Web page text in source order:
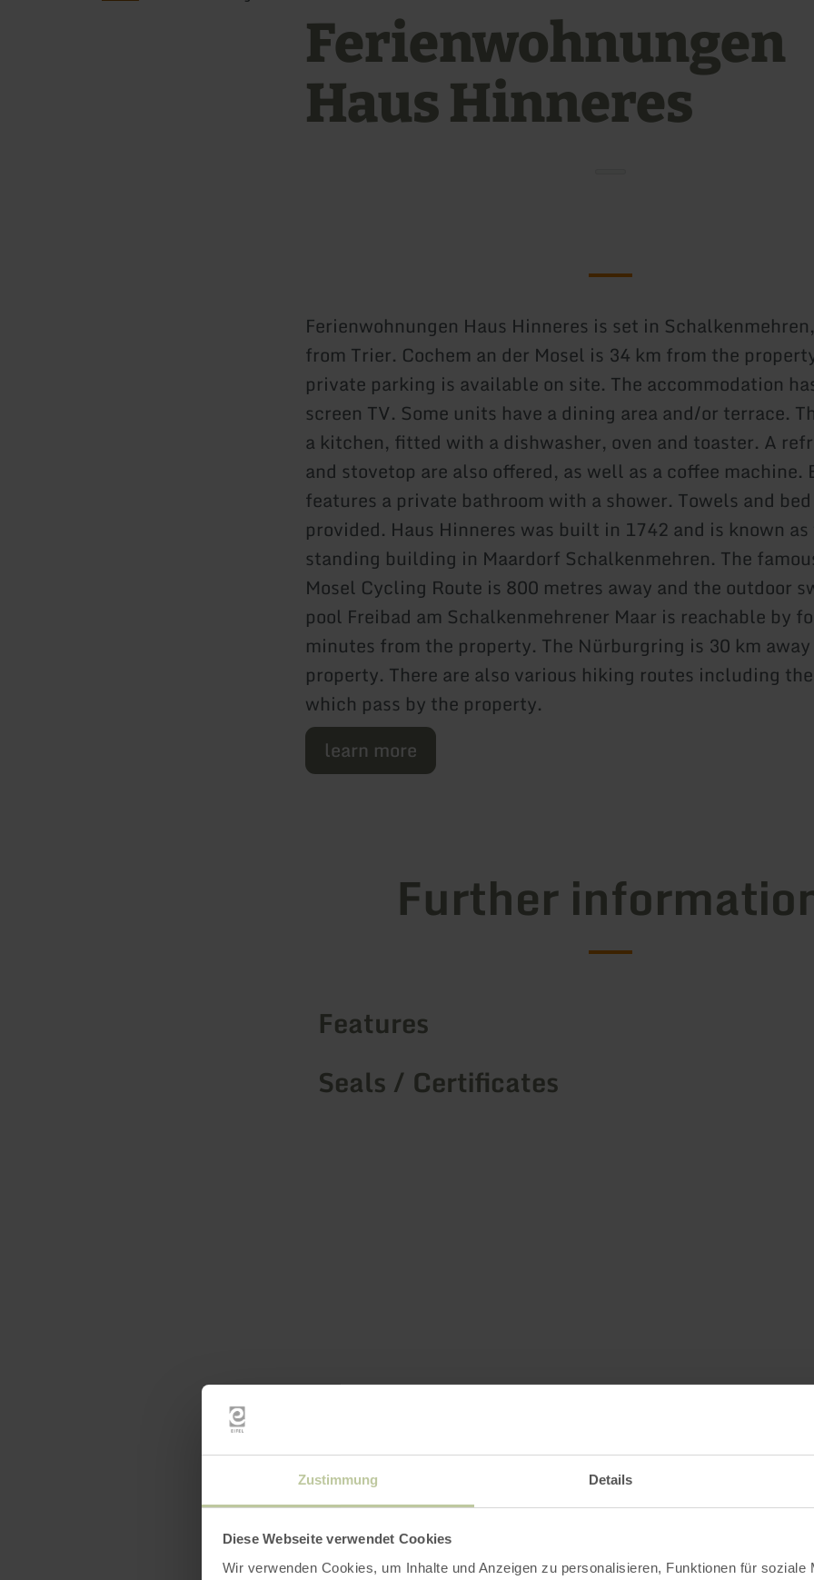
Zustimmung Details
Diese Webseite verwendet Cookies
Wir verwenden Cookies, um Inhalte und Anzeigen zu personalisieren, Funktionen für soziale
Ferienwohnungen
Haus Hinneres
Ferienwohnungen Haus Hinneres is set in
from Trier. Cochem an der Mosel is 34 km from the
private parking is available on site. The accommodation
screen TV. Some units have a dining area and/or terrace.
a kitchen, fitted with a dishwasher, oven and toaster. A
and stovetop are also offered, as well as a coffee machine.
features a private bathroom with a shower. Towels and
provided. Haus Hinneres was built in 1742 and is known
standing building in Maardorf Schalkenmehren. The
Mosel Cycling Route is 800 metres away and the outdoor
pool Freibad am Schalkenmehrener Maar is reachable by
minutes from the property. The Nürburgring is 30 km
property. There are also various hiking routes including
which pass by the property.
learn more
Further
Features
Seals / Certificates